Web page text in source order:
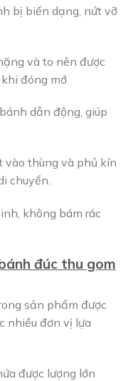
bị biến dạng, nứt vỡ
và to nên được
đóng mớ
dẫn động, giúp
vào thùng và phủ kín
chuyển.
không bám rác
đúc thu gom
sản phẩm được
nhiều đơn vị lựa
được lượng lớn